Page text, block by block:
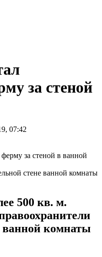
за стеной
07:42
стене ванной комнаты
500 кв. м.
ванной комнаты